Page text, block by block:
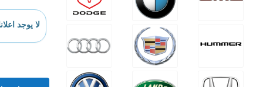
لا يوجد